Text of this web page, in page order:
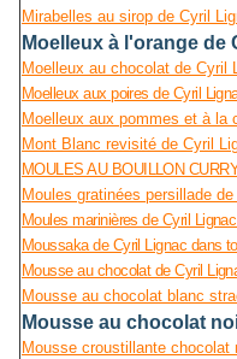
Mirabelles au sirop de Cyril
Moelleux à l'orange
Moelleux au chocolat de Cyril
Moelleux aux poires de Cyril
Moelleux aux pommes et à la
Mont Blanc revisité de Cyril
MOULES AU BOUILLON
Moules gratinées persillade
Moules marinières de Cyril
Moussaka de Cyril Lignac dans
Mousse au chocolat de Cyril
Mousse au chocolat blanc
Mousse au chocolat
Mousse croustillante